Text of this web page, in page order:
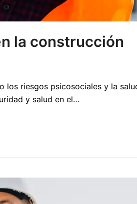
la construcción
riesgos psicosociales y la
y salud en el…